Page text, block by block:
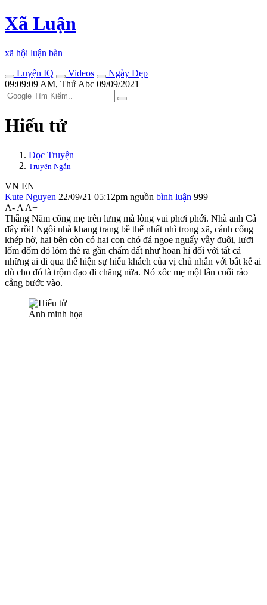
Xã Luận
xã hội luận bàn
Luyện IQ
Videos
Ngày Đẹp
09:09:09 AM, Thứ Abc 09/09/2021
Hiếu tử
Đọc Truyện
Truyện Ngắn
VN EN
Kute Nguyen 22/09/21 05:12pm nguồn bình luận 999
A- A A+
Thằng Năm cõng mẹ trên lưng mà lòng vui phơi phới. Nhà anh Cả
đây rồi! Ngôi nhà khang trang bề thế nhất nhì trong xã, cánh cổng
khép hờ, hai bên còn có hai con chó đá ngoe nguẩy vẫy đuôi, lưỡi
lốm đốm đỏ lòm thè ra gần chấm đất như hoan hỉ đối với tất cả
những ai đi qua thể hiện sự hiếu khách của vị chủ nhân với bất kể ai
dù cho đó là trộm đạo đi chăng nữa. Nó xốc mẹ một lần cuối rảo
cẳng bước vào.
Ảnh minh họa